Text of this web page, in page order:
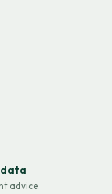
data
advice.